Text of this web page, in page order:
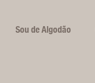
Sou de Algodão